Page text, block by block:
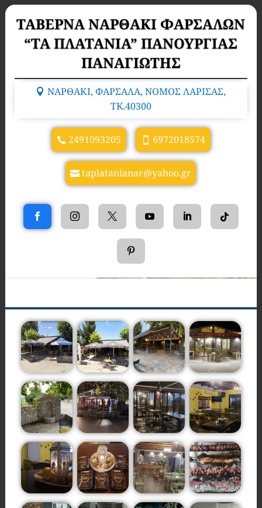
ΤΑΒΕΡΝΑ ΝΑΡΘΑΚΙ ΦΑΡΣΑΛΩΝ
“ΤΑ ΠΛΑΤΑΝΙΑ” ΠΑΝΟΥΡΓΙΑΣ
ΠΑΝΑΓΙΩΤΗΣ
ΝΑΡΘΑΚΙ, ΦΑΡΣΑΛΑ, ΝΟΜΟΣ ΛΑΡΙΣΑΣ,
TK.40300
2491093205 6972018574
taplatanianar@yahoo.gr